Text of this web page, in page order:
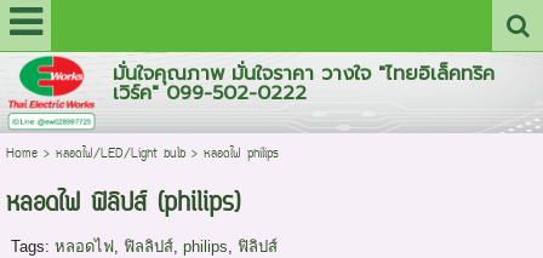
มั่นใจคุณภาพ มั่นใจราคา วางใจ "ไทยอิเล็คทริค
เวิร์ค" 099-502-0222
Home> หลอดไฟ/LED/Light bulb> หลอดไฟ philips
หลอดไฟ ฟิลิปส์ (philips)
Tags: หลอดไฟ, ฟิลลิปส์, philips, ฟิลิปส์